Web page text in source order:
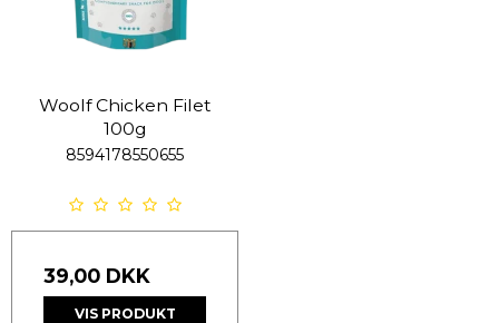
Woolf Chicken Filet
100g
8594178550655
39,00 DKK
VIS PRODUKT